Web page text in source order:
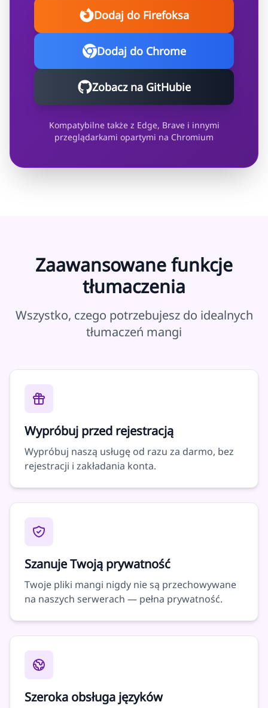
Dodaj do Firefoksa
Dodaj do Chrome
Zobacz na GitHubie
Kompatybilne także z Edge, Brave i innymi
przeglądarkami opartymi na Chromium
Zaawansowane funkcje
tłumaczenia
Wszystko, czego potrzebujesz do idealnych
tłumaczeń mangi
Wypróbuj przed rejestracją
Wypróbuj naszą usługę od razu za darmo, bez
rejestracji i zakładania konta.
Szanuje Twoją prywatność
Twoje pliki mangi nigdy nie są przechowywane
na naszych serwerach — pełna prywatność.
Szeroka obsługa języków